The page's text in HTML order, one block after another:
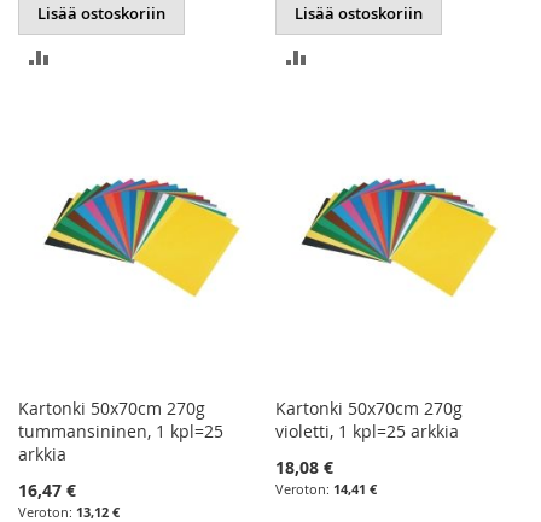
Lisää ostoskoriin Lisää ostoskoriin
Kartonki 50x70cm 270g
tummansininen, 1 kpl=25
arkkia
16,47 €
13,12 €
Kartonki 50x70cm 270g
violetti, 1 kpl=25 arkkia
18,08 €
14,41 €